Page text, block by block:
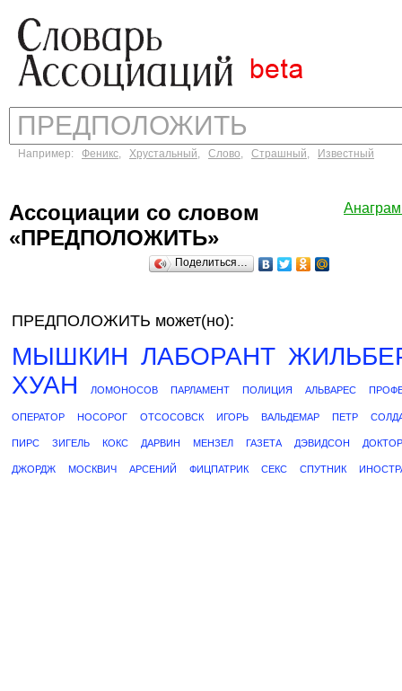
Например: Феникс, Хрустальный, Слово, Страшный, Известный
Ассоциации со словом
«ПРЕДПОЛОЖИТЬ»
Поделиться…
ПРЕДПОЛОЖИТЬ может(но):
МЫШКИН ЛАБОРАНТ
ХУАН
ЛОМОНОСОВ ПАРЛАМЕНТ ПОЛИЦИЯ АЛЬВАРЕС
ОПЕРАТОР НОСОРОГ ОТСОСОВСК ИГОРЬ ВАЛЬДЕМАР ПЕТР
ПИРС ЗИГЕЛЬ КОКС ДАРВИН МЕНЗЕЛ ГАЗЕТА ДЭВИДСОН ДОКТОР
ДЖОРДЖ МОСКВИЧ АРСЕНИЙ ФИЦПАТРИК СЕКС СПУТНИК